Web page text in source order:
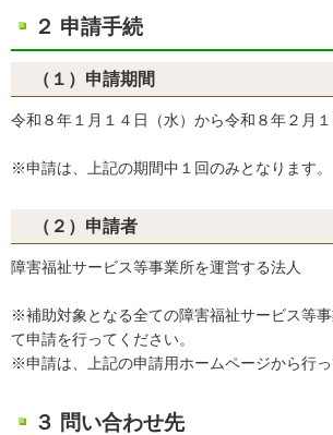
２ 申請手続
（１）申請期間
令和８年１月１４日（水）から令和８年２月
※申請は、上記の期間中１回のみとなります。
（２）申請者
障害福祉サービス等事業所を運営する法人
※補助対象となる全ての障害福祉サービス等
て申請を行ってください。
※申請は、上記の申請用ホームページから行っ
３ 問い合わせ先